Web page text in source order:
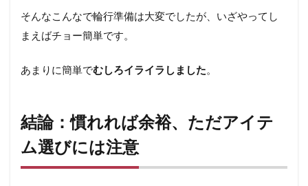
そんなこんなで輪行準備は大変でしたが、いざやってし
まえばチョー簡単です。
あまりに簡単でむしろイライラしました。
結論：慣れれば余裕、ただアイテ
ム選びには注意